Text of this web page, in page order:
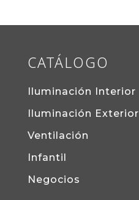
CATÁLOGO
Iluminación Interior
Iluminación Exterior
Ventilación
Infantil
Negocios